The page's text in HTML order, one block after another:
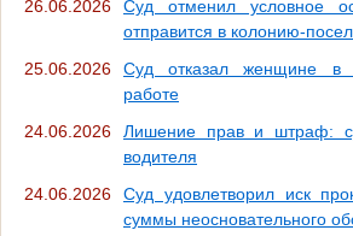
26.06.2026
Суд отменил условное
отправится в колонию-
25.06.2026
Суд отказал женщине в
работе
24.06.2026
Лишение прав и штраф:
водителя
24.06.2026
Суд удовлетворил иск
суммы неосновательного